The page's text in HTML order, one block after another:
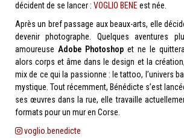
décident de se lancer : VOGLIO BENEest née.
Après un bref passage aux beaux-arts, elle
devenir photographe. Quelques aventures
amoureuse Adobe Photoshop et ne le
alors corps et âme dans le design et la
mix de ce qui la passionne : le tattoo, l’univers
mystique. Tout récemment, Bénédicte s’est
ses œuvres dans la rue, elle travaille
formats pour un mur en Corse.
voglio.benedicte